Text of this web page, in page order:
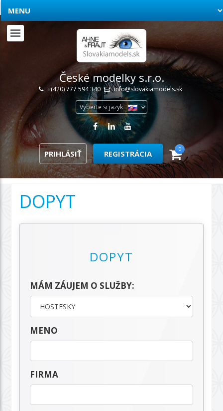
České modelky s.r.o.
+(420) 777 594 340 info@slovakiamodels.sk
Vyberte si jazyk
PRIHLÁSIŤ REGISTRÁCIA 0
DOPYT
DOPYT
MÁM ZÁUJEM O SLUŽBY:
MENO
FIRMA